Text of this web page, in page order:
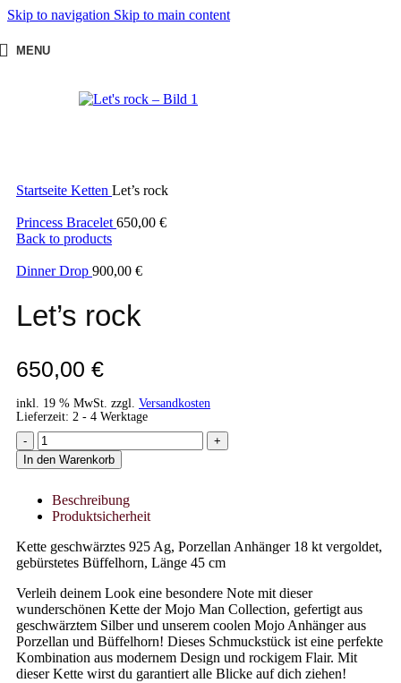
Skip to navigation Skip to main content
MENU
Startseite Ketten Let’s rock
Princess Bracelet 650,00 €
Back to products
Dinner Drop 900,00 €
Let’s rock
650,00 €
inkl. 19 % MwSt. zzgl. Versandkosten
Lieferzeit: 2 - 4 Werktage
In den Warenkorb
Beschreibung
Produktsicherheit
Kette geschwärztes 925 Ag, Porzellan Anhänger 18 kt vergoldet,
gebürstetes Büffelhorn, Länge 45 cm
Verleih deinem Look eine besondere Note mit dieser
wunderschönen Kette der Mojo Man Collection, gefertigt aus
geschwärztem Silber und unserem coolen Mojo Anhänger aus
Porzellan und Büffelhorn! Dieses Schmuckstück ist eine perfekte
Kombination aus modernem Design und rockigem Flair. Mit
dieser Kette wirst du garantiert alle Blicke auf dich ziehen!